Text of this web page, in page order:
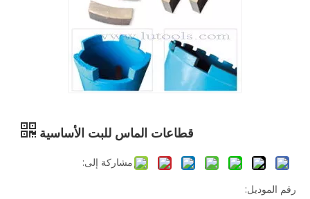
قطاعات الماس للبت الأساسية
مشاركة إلى:
رقم الموديل: